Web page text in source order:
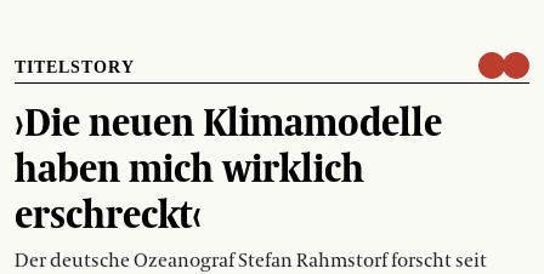
TITELSTORY
›Die neuen Klimamodelle
haben mich wirklich
erschreckt‹
Der deutsche Ozeanograf Stefan Rahmstorf forscht seit